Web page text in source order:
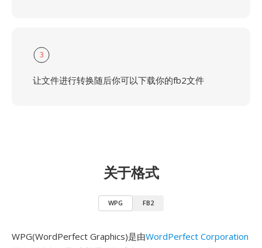
3
让文件进行转换随后你可以下载你的fb2文件
关于格式
WPG FB2
WPG(WordPerfect Graphics)是由WordPerfect Corporation